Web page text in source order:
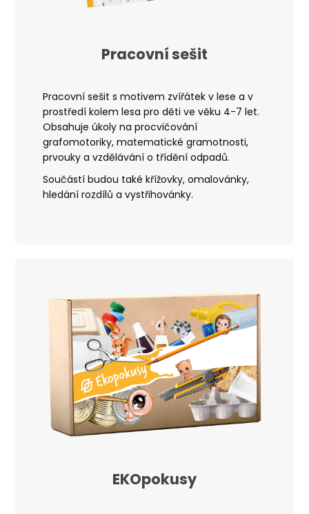
Pracovní sešit
Pracovní sešit s motivem zvířátek v lesea v
prostředí kolem lesa pro děti ve věku 4-7 let.
Obsahuje úkoly na procvičování
grafomotoriky, matematické gramotnosti,
prvouky a vzdělávání o třídění odpadů.
Součástí budou také křížovky, omalovánky,
hledání rozdílů a vystřihovánky.
EKOpokusy